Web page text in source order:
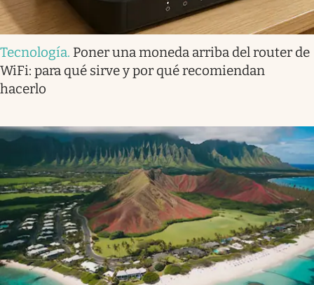
Tecnología. Poner una moneda arriba del router de
WiFi: para qué sirve y por qué recomiendan
hacerlo